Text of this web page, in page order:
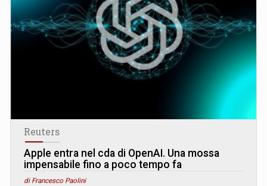
Reuters
Apple entra nel cda di OpenAI. Una mossa
impensabile fino a poco tempo fa
di Francesco Paolini